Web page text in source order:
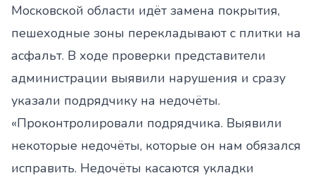
Московской области идёт замена покрытия,
пешеходные зоны перекладывают с плитки на
асфальт. В ходе проверки представители
администрации выявили нарушения и сразу
указали подрядчику на недочёты.
«Проконтролировали подрядчика. Выявили
некоторые недочёты, которые он нам обязался
исправить. Недочёты касаются укладки